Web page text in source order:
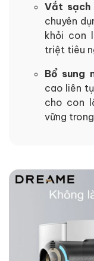
Vắt sạch
chuyên
khỏi con
triệt tiêu
Bổ sung
cao liên
cho con
vững